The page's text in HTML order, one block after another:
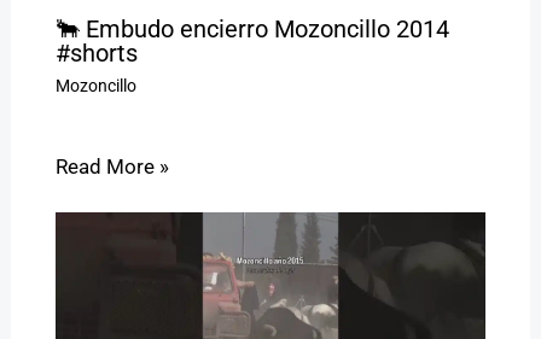
🐂 Embudo encierro Mozoncillo 2014
#shorts
Mozoncillo
Read More »